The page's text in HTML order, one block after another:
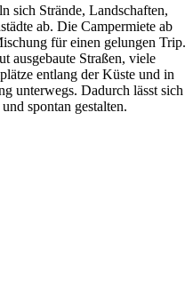
sich Strände, Landschaften,
ab. Die Campermiete ab
für einen gelungen Trip.
ausgebaute Straßen, viele
entlang der Küste und in
unterwegs. Dadurch lässt sich
spontan gestalten.